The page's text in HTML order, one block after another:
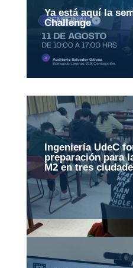
Ya está aquí la
Challenge
Ingeniería UdeC
preparación para
M2 en tres